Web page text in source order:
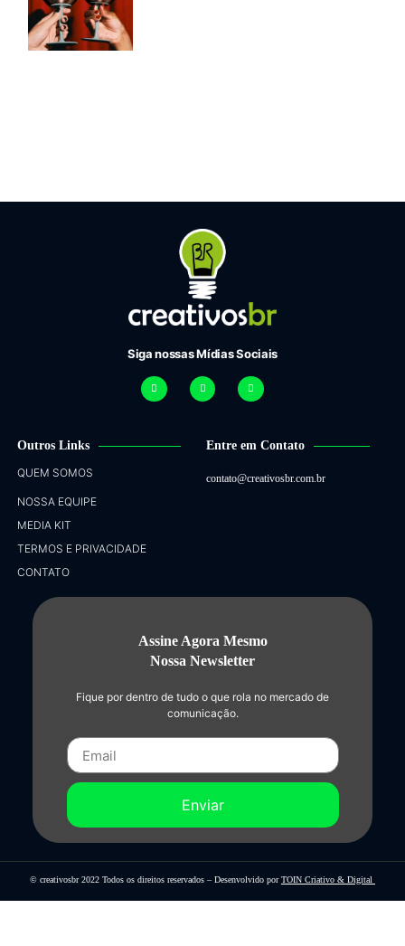
Siga nossas Mídias Sociais
Outros Links
QUEM SOMOS
NOSSA EQUIPE
MEDIA KIT
TERMOS E PRIVACIDADE
CONTATO
Entre em Contato
contato@creativosbr.com.br
Assine Agora Mesmo
Nossa Newsletter
Fique por dentro de tudo o que rola no mercado de
comunicação.
Enviar
© creativosbr 2022 Todos os direitos reservados – Desenvolvido porTOIN Criativo & Digital